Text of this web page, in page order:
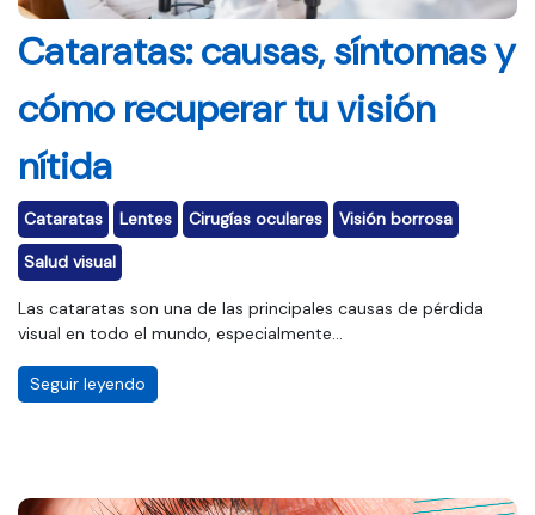
Cataratas: causas, síntomas y
cómo recuperar tu visión
nítida
Cataratas Lentes Cirugías oculares
Visión borrosa
Salud visual
Las cataratas son una de las principales causas de pérdida
visual en todo el mundo, especialmente...
Seguir leyendo